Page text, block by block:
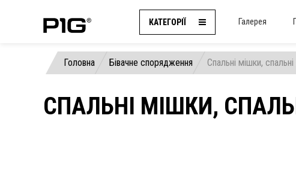
КАТЕГОРІЇ Галерея
Головна Бівачне спорядження Спальні мішки,
СПАЛЬНІ МІШКИ,